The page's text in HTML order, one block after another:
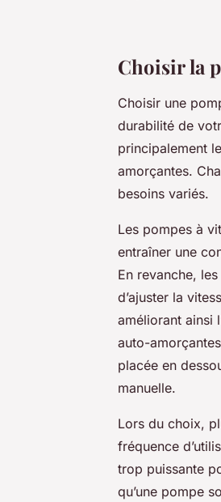
Choisir la
Choisir une
durabilité de
principalement
amorçantes.
besoins variés.
Les pompes à
entraîner une
En revanche,
d’ajuster la
améliorant ainsi
auto-
placée en
manuelle.
Lors du choix,
fréquence
trop puissante
qu’une pompe